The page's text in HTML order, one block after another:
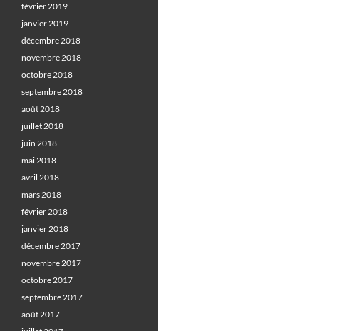
février 2019
janvier 2019
décembre 2018
novembre 2018
octobre 2018
septembre 2018
août 2018
juillet 2018
juin 2018
mai 2018
avril 2018
mars 2018
février 2018
janvier 2018
décembre 2017
novembre 2017
octobre 2017
septembre 2017
août 2017